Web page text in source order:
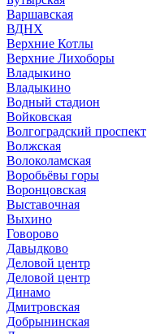
Варшавская
ВДНХ
Верхние Котлы
Верхние Лихоборы
Владыкино
Владыкино
Водный стадион
Войковская
Волгоградский проспект
Волжская
Волоколамская
Воробьёвы горы
Воронцовская
Выставочная
Выхино
Говорово
Давыдково
Деловой центр
Деловой центр
Динамо
Дмитровская
Добрынинская